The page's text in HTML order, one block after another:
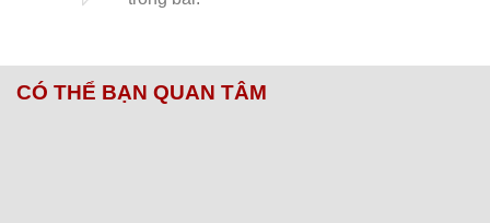
CÓ THỂ BẠN QUAN TÂM